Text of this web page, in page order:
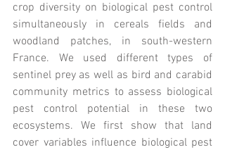
crop diversity on biological pest control
simultaneously in cereals fields and
woodland patches, in south-western
France. We used different types of
sentinel prey as well as bird and carabid
community metrics to assess biological
pest control potential in these two
ecosystems. We first show that land
cover variables influence biological pest